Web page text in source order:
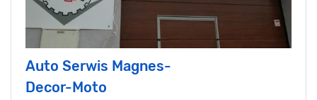
Auto Serwis Magnes-
Decor-Moto